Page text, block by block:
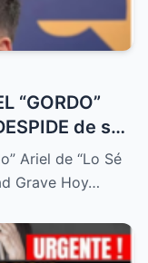
“GORDO”
de su
– HTT
Ariel de “Lo Sé
Grave Hoy…